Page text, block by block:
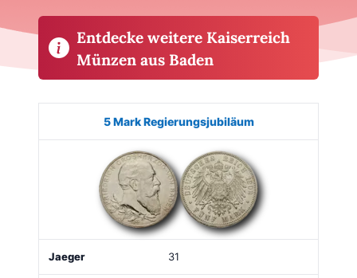
Entdecke weitere Kaiserreich
Münzen aus Baden
Bild Jaeger Regierungszeit
5 Mark Regierungsjubiläum
31